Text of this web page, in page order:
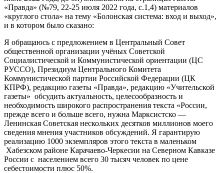
«Правда» (№79, 22-25 июля 2022 года, с.1,4) материалов
«круглого стола» на тему «Болонская система: вход и выход»,
и в котором было сказано:
Я обращаюсь с предложением в Центральный Совет
общественной организации учёных Советской
Социалистической и Коммунистической ориентации (ЦС
РУССО), Президиум Центрального Комитета
Коммунистической партии Российской Федерации (ЦК
КПРФ), редакцию газеты «Правда», редакцию «Учительской
газеты» обсудить актуальность, целесообразность и
необходимость широкого распространения текста «России,
прежде всего и больше всего, нужна Марксистско —
Ленинская Советская нескольких десятков миллионов моего
сведения мнения участников обсуждений. Я гарантирую
реализацию 1000 экземпляров этого текста в маленьком
Хабезском районе Карачаево-Черкесии на Северном Кавказе
России с населением всего 30 тысяч человек по цене
себестоимости плюс 50%.